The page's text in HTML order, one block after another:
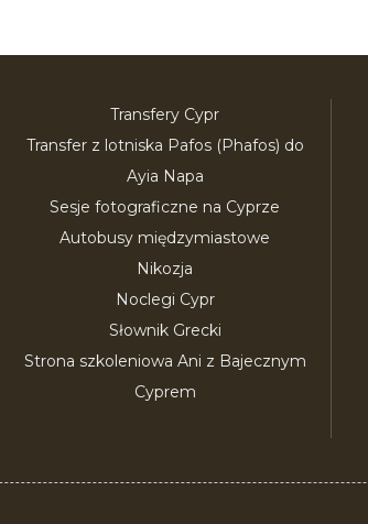
Transfery Cypr
Transfer z lotniska Pafos (Phafos) do
Ayia Napa
Sesje fotograficzne na Cyprze
Autobusy międzymiastowe
Nikozja
Noclegi Cypr
Słownik Grecki
Strona szkoleniowa Ani z Bajecznym
Cyprem